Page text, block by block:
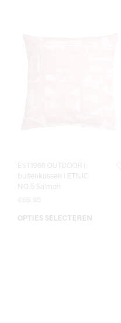
EST1966 OUTDOOR |
buitenkussen | ETNIC
NO.5 Salmon
OPTIES SELECTEREN